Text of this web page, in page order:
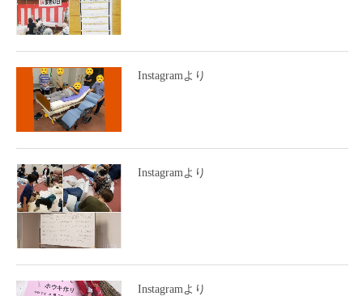
Instagramより
Instagramより
Instagramより